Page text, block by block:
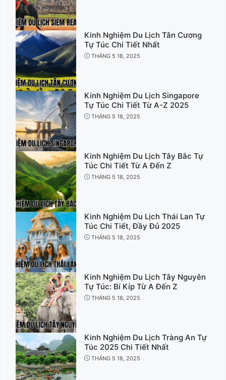
Kinh Nghiệm Du Lịch Tân Cương
Tự Túc Chi Tiết Nhất
THÁNG 5 18, 2025
Kinh Nghiệm Du Lịch Singapore
Tự Túc Chi Tiết Từ A-Z 2025
THÁNG 5 18, 2025
Kinh Nghiệm Du Lịch Tây Bắc Tự
Túc Chi Tiết Từ A Đến Z
THÁNG 5 18, 2025
Kinh Nghiệm Du Lịch Thái Lan Tự
Túc Chi Tiết, Đầy Đủ 2025
THÁNG 5 18, 2025
Kinh Nghiệm Du Lịch Tây Nguyên
Tự Túc: Bí Kíp Từ A Đến Z
THÁNG 5 18, 2025
Kinh Nghiệm Du Lịch Tràng An Tự
Túc 2025 Chi Tiết Nhất
THÁNG 5 18, 2025